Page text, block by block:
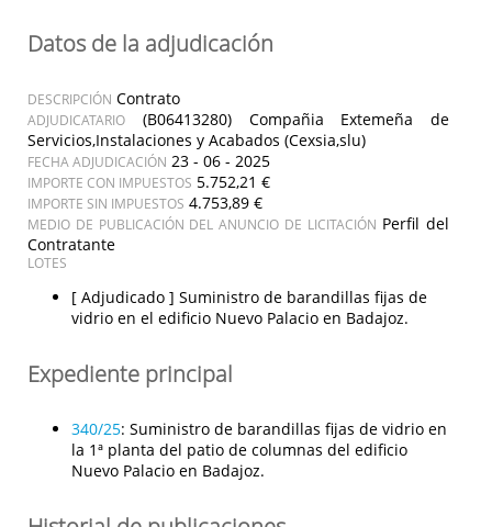
Datos de la adjudicación
DESCRIPCIÓN Contrato
ADJUDICATARIO
(B06413280) Compañia Extemeña de
Servicios,Instalaciones y Acabados (Cexsia,slu)
FECHA ADJUDICACIÓN 23 - 06 - 2025
IMPORTE CON IMPUESTOS 5.752,21 €
IMPORTE SIN IMPUESTOS 4.753,89 €
MEDIO DE PUBLICACIÓN DEL ANUNCIO DE LICITACIÓN Perfil del
Contratante
LOTES
[ Adjudicado ] Suministro de barandillas fijas de
vidrio en el edificio Nuevo Palacio en Badajoz.
Expediente principal
340/25: Suministro de barandillas fijas de vidrio en
la 1ª planta del patio de columnas del edificio
Nuevo Palacio en Badajoz.